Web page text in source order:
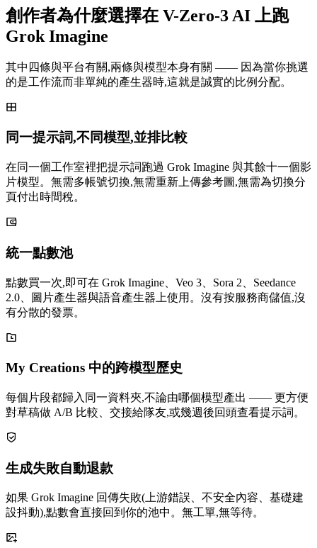
創作者為什麼選擇在 V-Zero-3 AI 上跑
Grok Imagine
其中四條與平台有關,兩條與模型本身有關 —— 因為當你挑選
的是工作流而非單純的產生器時,這就是誠實的比例分配。
同一提示詞,不同模型,並排比較
在同一個工作室裡把提示詞跑過 Grok Imagine 與其餘十一個影
片模型。無需多帳號切換,無需重新上傳參考圖,無需為切換分
頁付出時間稅。
統一點數池
點數買一次,即可在 Grok Imagine、Veo 3、Sora 2、Seedance
2.0、圖片產生器與語音產生器上使用。沒有按服務商儲值,沒
有分散的發票。
My Creations 中的跨模型歷史
每個片段都歸入同一資料夾,不論由哪個模型產出 —— 更方便
對草稿做 A/B 比較、交接給隊友,或幾週後回頭查看提示詞。
生成失敗自動退款
如果 Grok Imagine 回傳失敗(上游錯誤、不安全內容、基礎建
設抖動),點數會直接回到你的池中。無工單,無等待。